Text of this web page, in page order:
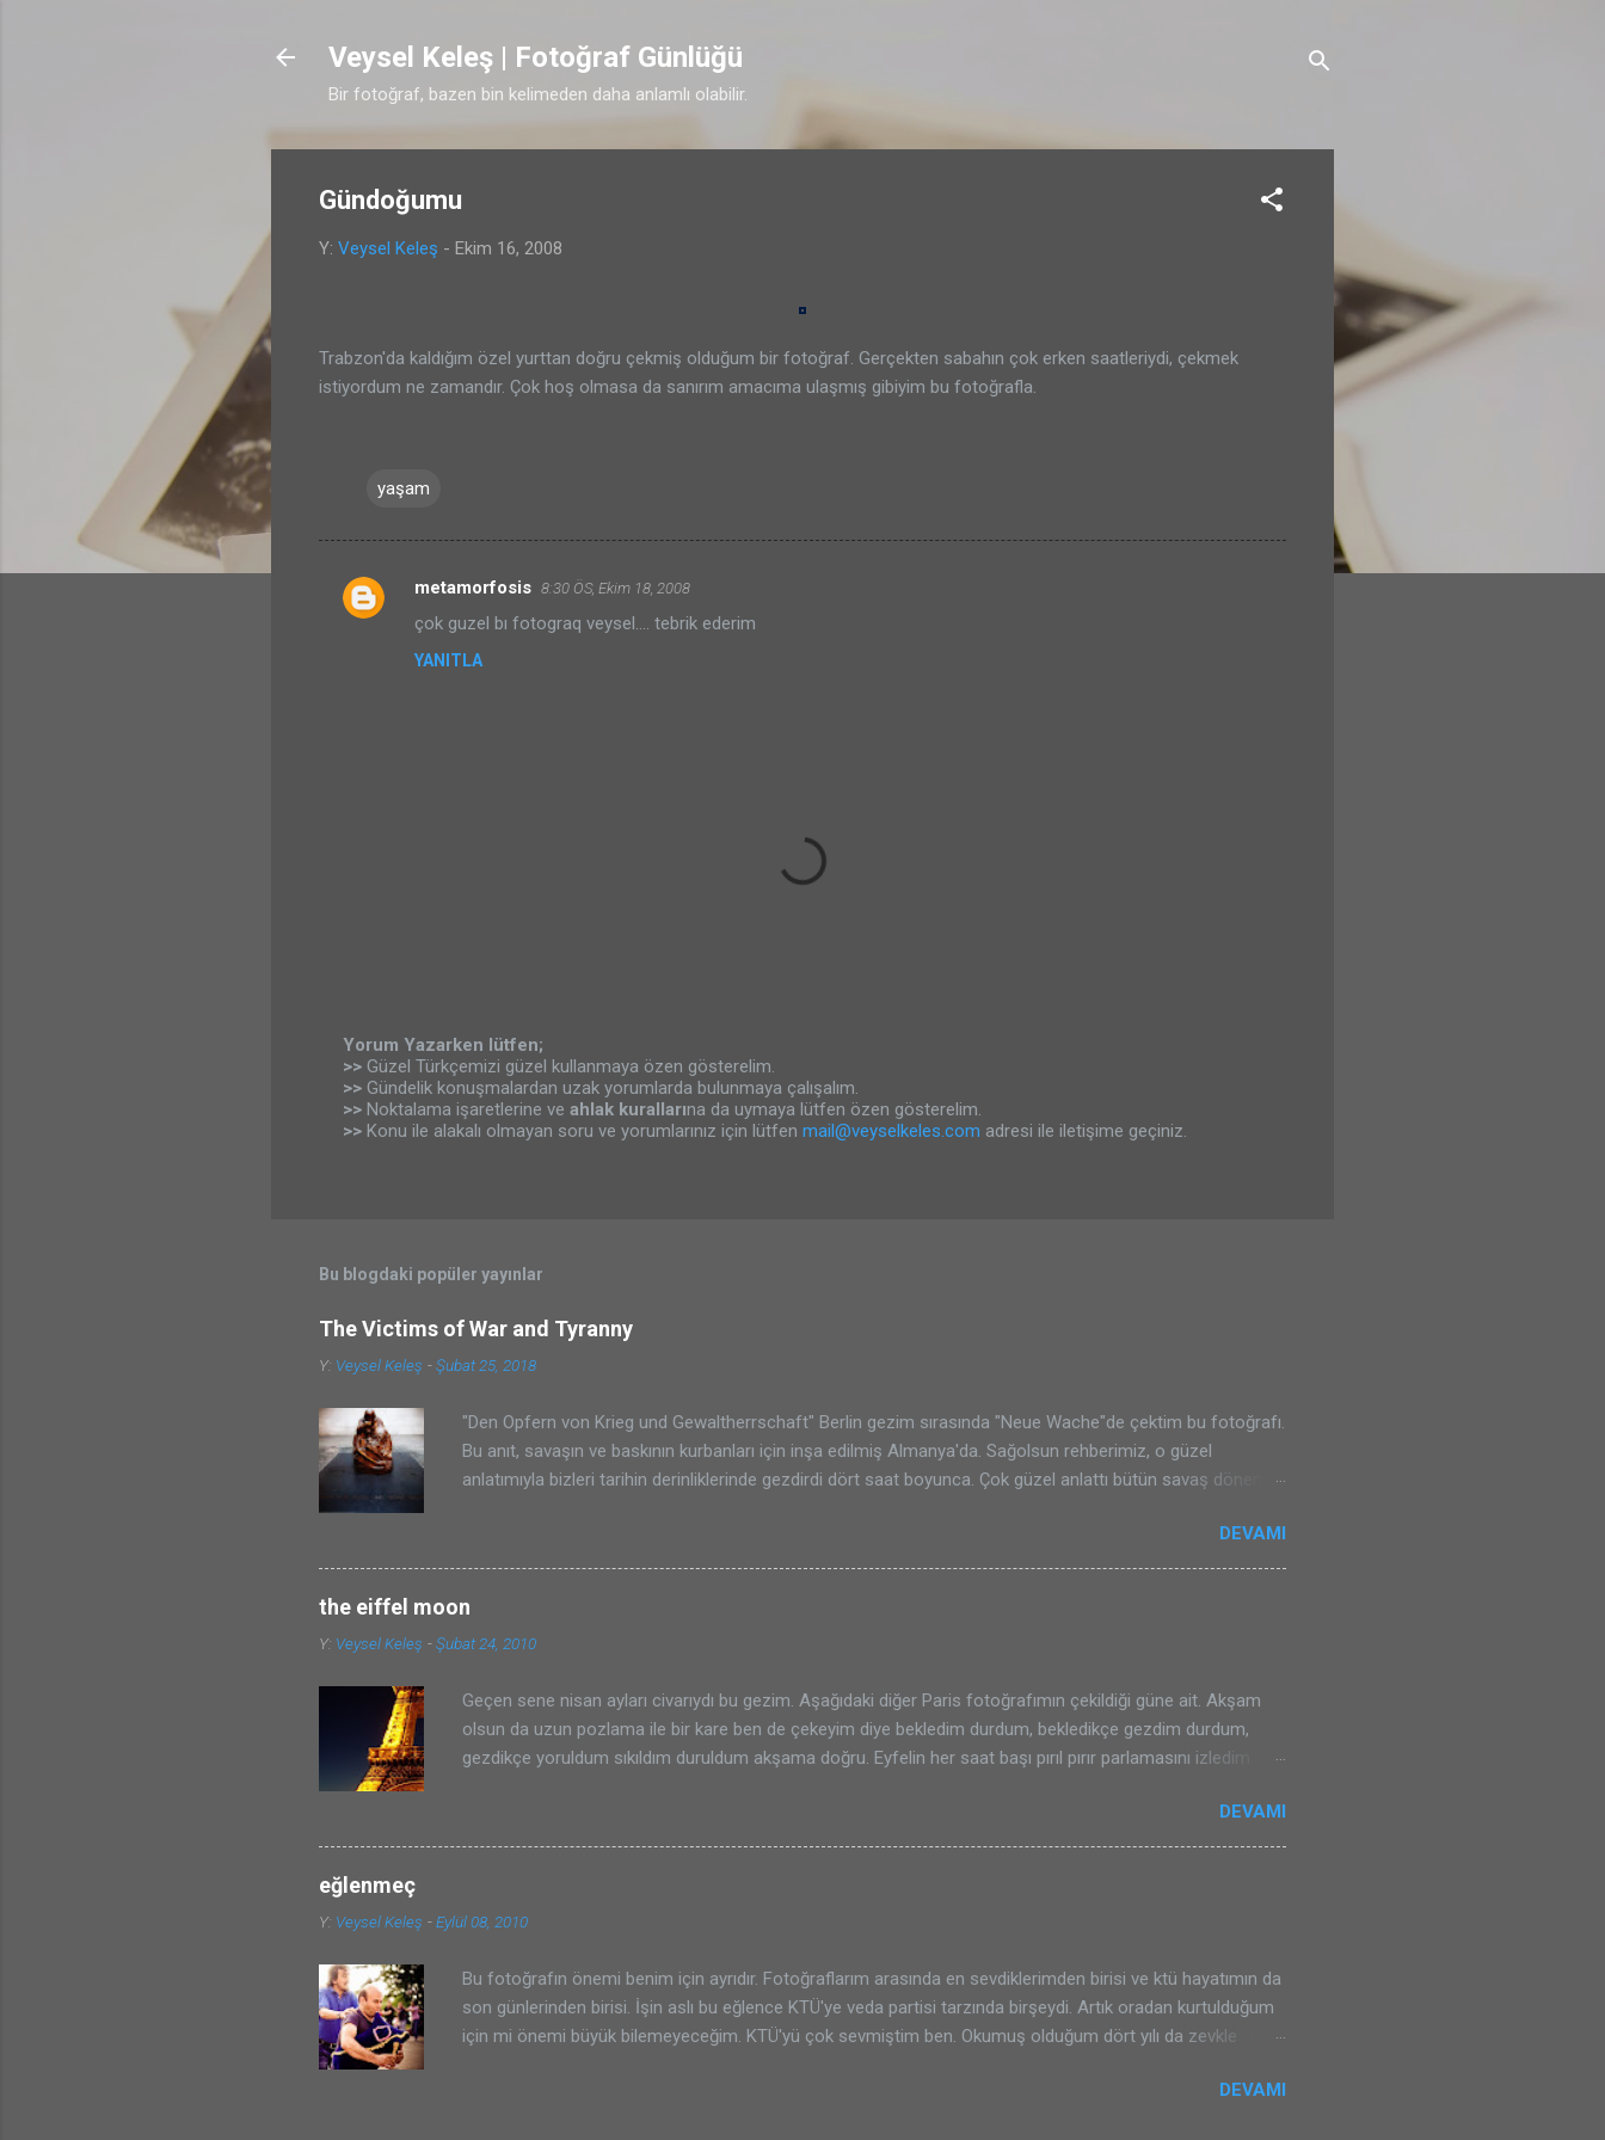
Veysel Keleş | Fotoğraf Günlüğü
Bir fotoğraf, bazen bin kelimeden daha anlamlı olabilir.
Gündoğumu
Y: Veysel Keleş - Ekim 16, 2008
Trabzon'da kaldığım özel yurttan doğru çekmiş olduğum bir fotoğraf. Gerçekten sabahın çok erken saatleriydi, çekmek
istiyordum ne zamandır. Çok hoş olmasa da sanırım amacıma ulaşmış gibiyim bu fotoğrafla.
yaşam
Y
metamorfosis 8:30 ÖS, Ekim 18, 2008
çok guzel bı fotograq veysel.... tebrik ederim
YANITLA
Y
o
r
u
e
r
Yorum Yazarken lütfen;
>> Güzel Türkçemizi güzel kullanmaya özen gösterelim.
>> Gündelik konuşmalardan uzak yorumlarda bulunmaya çalışalım.
>> Noktalama işaretlerine ve ahlak kurallarına da uymaya lütfen özen gösterelim.
>> Konu ile alakalı olmayan soru ve yorumlarınız için lütfen mail@veyselkeles.com adresi ile iletişime geçiniz.
Bu blogdaki popüler yayınlar
The Victims of War and Tyranny
Y: Veysel Keleş -Şubat 25, 2018
"Den Opfern von Krieg und Gewaltherrschaft" Berlin gezim sırasında "Neue Wache"de çektim bu fotoğrafı.
Bu anıt, savaşın ve baskının kurbanları için inşa edilmiş Almanya'da. Sağolsun rehberimiz, o güzel
anlatımıyla bizleri tarihin derinliklerinde gezdirdi dört saat boyunca. Çok güzel anlattı bütün savaş dönemini
DEVAMI
the eiffel moon
Y: Veysel Keleş -Şubat 24, 2010
Geçen sene nisan ayları civarıydı bu gezim. Aşağıdaki diğer Paris fotoğrafımın çekildiği güne ait. Akşam
olsun da uzun pozlama ile bir kare ben de çekeyim diye bekledim durdum, bekledikçe gezdim durdum,
gezdikçe yoruldum sıkıldım duruldum akşama doğru. Eyfelin her saat başı pırıl pırır parlamasını izledim
aldım bir güzel. Ayrıca gündüz vakti Eyfelin bildiğimiz en klasik halini de fotoğraflamadım değil. Ama işte,
klasik hatta sen ben çektiğinde artık hiç bir öneminin olmadığı o tür karelerden birini paylaşmak
photoshop ile ne yapıyorlarsa o tür oynamalar. Gelelim yine fotoğrafımıza. Şanslıymışım gerçekten o gün.
DEVAMI
eğlenmeç
Y: Veysel Keleş -Eylül 08, 2010
Bu fotoğrafın önemi benim için ayrıdır. Fotoğraflarım arasında en sevdiklerimden birisi ve ktü hayatımın da
son günlerinden birisi. İşin aslı bu eğlence KTÜ'ye veda partisi tarzında birşeydi. Artık oradan kurtulduğum
için mi önemi büyük bilemeyeceğim. KTÜ'yü çok sevmiştim ben. Okumuş olduğum dört yılı da zevkle
İşte bu benim için KTÜ hayatımın kısa bir özeti. Hem oradaki yaşamım gerçekten güzel ve hareketli idi,DEVAMI